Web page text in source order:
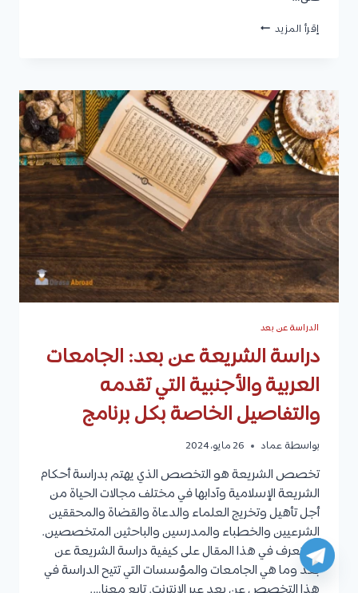
إقرأ المزيد الجامعة
عن
الجامعة،
التخصصات،
المستندات
المطلوبة،
المصاريف،
وكيفية
التقديم
الدراسة عن بعد
دراسة الشريعة عن بعد: الجامعات
العربية والأجنبية التي تقدمه
والتفاصيل الخاصة بكل برنامج
بواسطة عماد 26 مايو، 2024
تخصص الشريعة هو التخصص الذي يهتم بدراسة أحكام
الشريعة الإسلامية وآدابها في مختلف مجالات الحياة من
أجل تأهيل وتخريج العلماء والدعاة والقضاة والمحققين
الشرعيين والخطباء والمدرسين والباحثين المتخصصين.
سنتعرف في هذا المقال على كيفية دراسة الشريعة عن
بعد وما هي الجامعات والمؤسسات التي تتيح الدراسة في